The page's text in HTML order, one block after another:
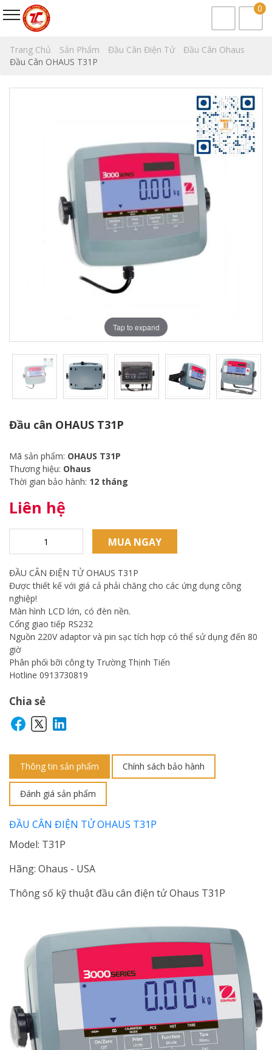
0
Trang Chủ Sản Phẩm Đầu Cân Điện Tử
Đầu Cân Ohaus
Đầu Cân OHAUS T31P
Tap to expand
Đầu cân OHAUS T31P
Mã sản phẩm: OHAUS T31P
Thương hiệu: Ohaus
Thời gian bảo hành: 12 tháng
Liên hệ
MUA NGAY
ĐẦU CÂN ĐIỆN TỬ OHAUS T31P
Được thiết kế với giá cả phải chăng cho các ứng dụng công
nghiệp!
Màn hình LCD lớn, có đèn nền.
Cổng giao tiếp RS232
Nguồn 220V adaptor và pin sạc tích hợp có thể sử dụng đến 80
giờ
Phân phối bỡi công ty Trường Thịnh Tiến
Hotline 0913730819
Chia sẻ
Thông tin sản phẩm Chính sách bảo hành
Đánh giá sản phẩm
ĐẦU CÂN ĐIỆN TỬ OHAUS T31P
Model: T31P
Hãng: Ohaus - USA
Thông số kỹ thuật đầu cân điện tử Ohaus T31P